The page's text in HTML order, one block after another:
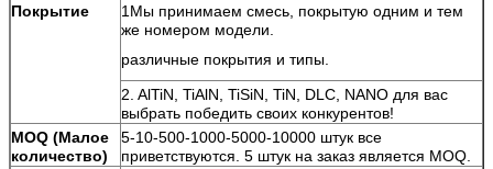
Покрытие
1Мы принимаем смесь, покрытую одним и тем
же номером модели.
различные покрытия и типы.
2. AlTiN, TiAlN, TiSiN, TiN, DLC, NANO для вас
выбрать победить своих конкурентов!
MOQ (Малое
количество)
5-10-500-1000-5000-10000 штук все
приветствуются. 5 штук на заказ является MOQ.